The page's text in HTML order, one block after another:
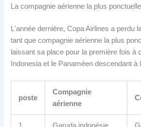
La compagnie aérienne la plus
L'année dernière, Copa Airlines a perdu
tant que compagnie aérienne la plus
laissant sa place pour la première fois à
Indonesia et le Panaméen descendant à
poste
Compagnie
aérienne